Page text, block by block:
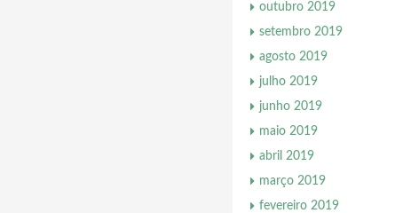
outubro 2019
setembro 2019
agosto 2019
julho 2019
junho 2019
maio 2019
abril 2019
março 2019
fevereiro 2019